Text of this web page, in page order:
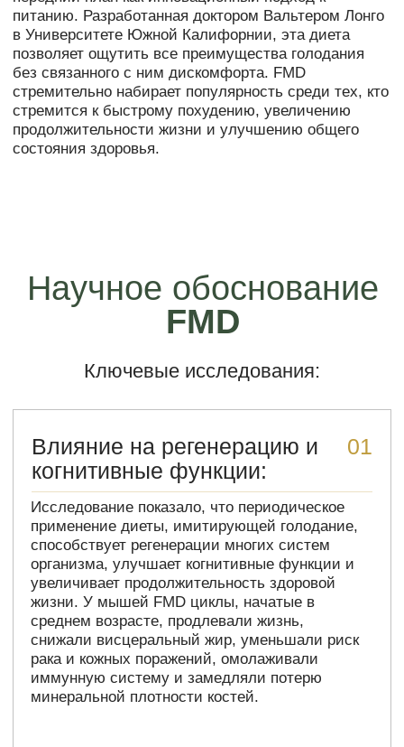
Научное обоснование
FMD
Ключевые исследования:
Влияние на регенерацию и
когнитивные функции:
рака и кожных поражений, омолаживали
иммунную систему и замедляли потерю
минеральной плотности костей.
01
борьбу с раком:
химиотерапии и FMD увеличивает уровень
общих лимфоидных клеток-предшественников
в костном мозге и цитотоксических CD8+
лимфоцитов, инфильтрирующих опухоль, что
приводит к значительной задержке
прогрессирования рака молочной железы и
меланомы.
Восстановление β-клеток
при диабете:
FMD способствует регенерации β-клеток
поджелудочной железы, восстанавливая
секрецию инсулина и гомеостаз глюкозы как
при диабете 2 типа, так и при диабете 1 типа в
моделях на мышах.
03